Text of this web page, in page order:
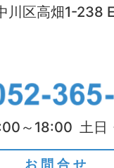
川区高畑1-238
～18:00 土日
お問合せ